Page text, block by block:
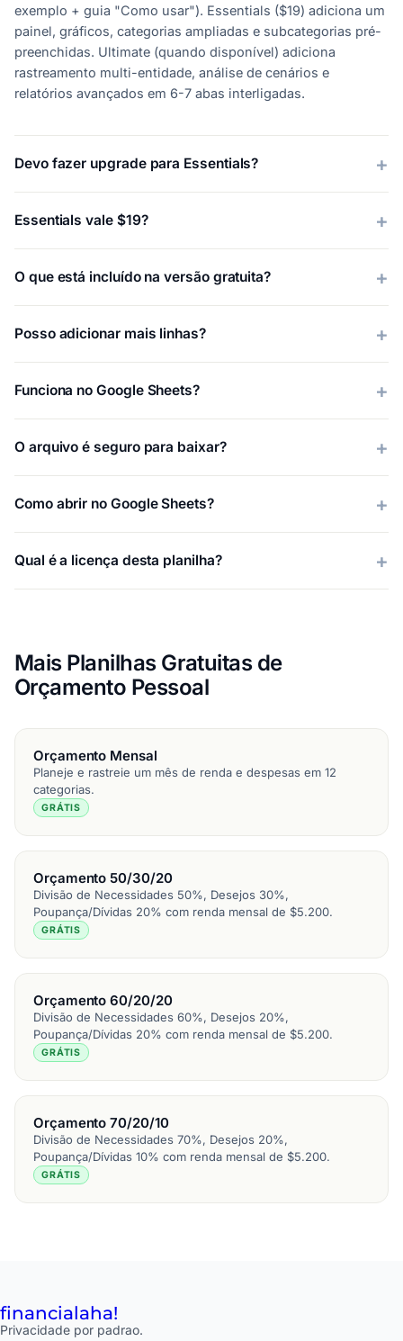
exemplo + guia "Como usar"). Essentials ($19) adiciona um
painel, gráficos, categorias ampliadas e subcategorias pré-
preenchidas. Ultimate (quando disponível) adiciona
rastreamento multi-entidade, análise de cenários e
relatórios avançados em 6-7 abas interligadas.
Devo fazer upgrade para Essentials?
Essentials vale $19?
O que está incluído na versão gratuita?
Posso adicionar mais linhas?
Funciona no Google Sheets?
O arquivo é seguro para baixar?
Como abrir no Google Sheets?
Qual é a licença desta planilha?
Mais Planilhas Gratuitas de
Orçamento Pessoal
Orçamento Mensal
Planeje e rastreie um mês de renda e despesas em 12
categorias.
GRÁTIS
Orçamento 50/30/20
Divisão de Necessidades 50%, Desejos 30%,
Poupança/Dívidas 20% com renda mensal de $5.200.
GRÁTIS
Orçamento 60/20/20
Divisão de Necessidades 60%, Desejos 20%,
Poupança/Dívidas 20% com renda mensal de $5.200.
GRÁTIS
Orçamento 70/20/10
Divisão de Necessidades 70%, Desejos 20%,
Poupança/Dívidas 10% com renda mensal de $5.200.
GRÁTIS
financialaha!
Privacidade por padrao.